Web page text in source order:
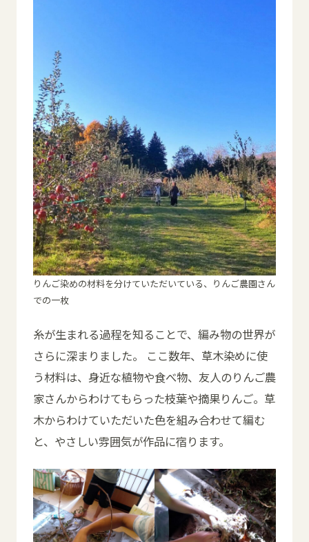
りんご染めの材料を分けていただいている、りんご農園さん
での一枚
糸が生まれる過程を知ることで、編み物の世界が
さらに深まりました。 ここ数年、草木染めに使
う材料は、身近な植物や食べ物、友人のりんご農
家さんからわけてもらった枝葉や摘果りんご。草
木からわけていただいた色を組み合わせて編む
と、やさしい雰囲気が作品に宿ります。